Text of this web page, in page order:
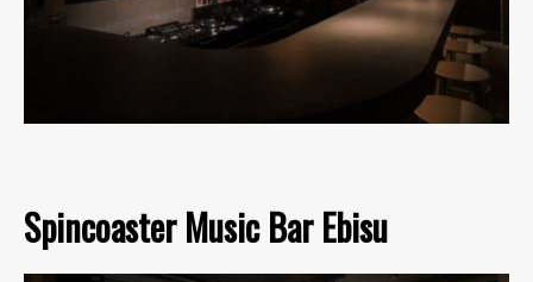
Spincoaster Music Bar Ebisu